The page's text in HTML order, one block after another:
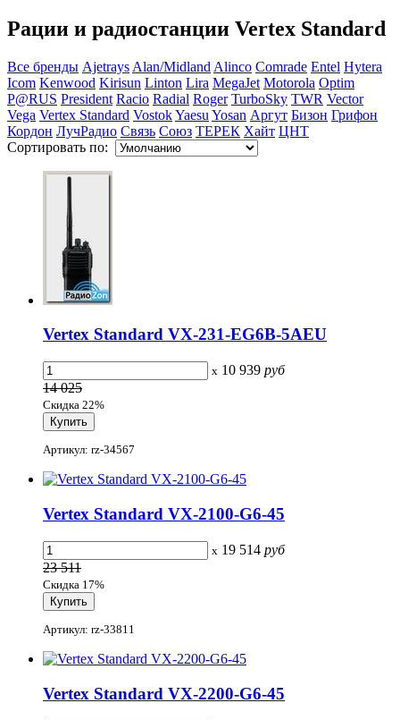
Рации и радиостанции Vertex Standard
Все бренды Ajetrays Alan/Midland Alinco Comrade Entel Hytera
Icom Kenwood Kirisun Linton Lira MegaJet Motorola Optim
P@RUS President Racio Radial Roger TurboSky TWR Vector
Vega Vertex Standard VostokYaesu Yosan Аргут Бизон Грифон
Кордон ЛучРадио Связь Союз ТЕРЕК Хайт ЦНТ
Сортировать по:
Vertex Standard VX-231-EG6B-5AEU
x 10 939 руб
14 025
Скидка 22%
Артикул: rz-34567
Vertex Standard VX-2100-G6-45
x 19 514 руб
23 511
Скидка 17%
Артикул: rz-33811
Vertex Standard VX-2200-G6-45